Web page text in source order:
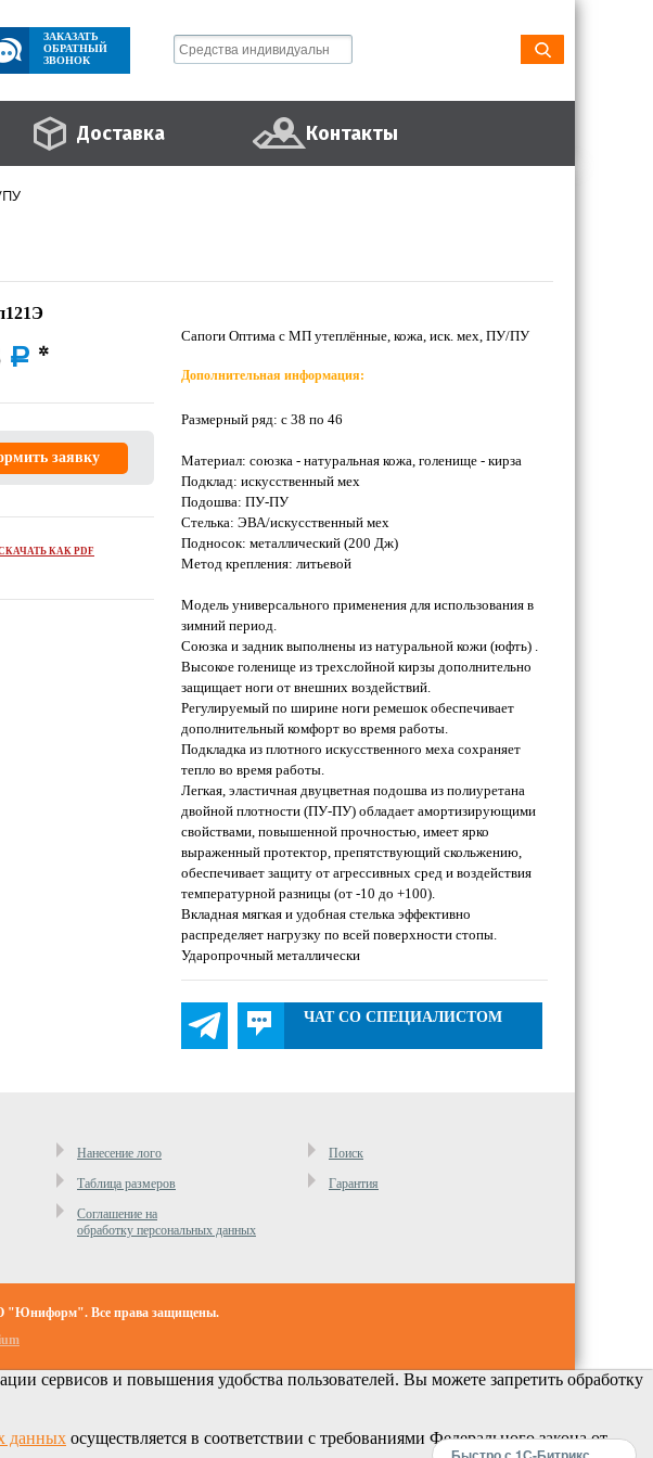
ЗАКАЗАТЬ
ОБРАТНЫЙ
ЗВОНОК
Доставка Контакты
ПУ
a
заявку
КАК PDF
Сапоги Оптима с МП утеплённые, кожа, иск. мех, ПУ/ПУ
Дополнительная информация:
Размерный ряд: с 38 по 46
Материал: союзка - натуральная кожа, голенище - кирза
Подклад: искусственный мех
Подошва: ПУ-ПУ
Стелька: ЭВА/искусственный мех
Подносок: металлический (200 Дж)
Метод крепления: литьевой
Модель универсального применения для использования в
зимний период.
Союзка и задник выполнены из натуральной кожи (юфть) .
Высокое голенище из трехслойной кирзы дополнительно
защищает ноги от внешних воздействий.
Регулируемый по ширине ноги ремешок обеспечивает
дополнительный комфорт во время работы.
Подкладка из плотного искусственного меха сохраняет
тепло во время работы.
Легкая, эластичная двуцветная подошва из полиуретана
двойной плотности (ПУ-ПУ) обладает амортизирующими
свойствами, повышенной прочностью, имеет ярко
выраженный протектор, препятствующий скольжению,
обеспечивает защиту от агрессивных сред и воздействия
температурной разницы (от -10 до +100).
Вкладная мягкая и удобная стелька эффективно
распределяет нагрузку по всей поверхности стопы.
Ударопрочный металлически
ЧАТ СО СПЕЦИАЛИСТОМ
Нанесение лого
Поиск
Таблица размеров
Гарантия
Cоглашение на
обработку персональных данных
"Юниформ". Все права защищены.
сервисов и повышения удобства пользователей. Вы можете запретить обработку
данных осуществляется в соответствии с требованиями Федерального закона от